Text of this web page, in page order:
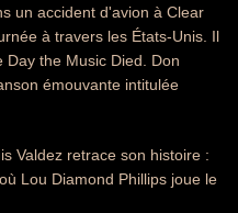
un accident d'avion à Clear
à travers les États-Unis. Il
the Music Died. Don
émouvante intitulée
Valdez retrace son histoire :
Lou Diamond Phillips joue le